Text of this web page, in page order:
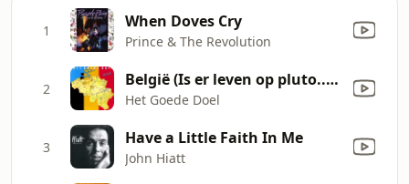
1 When Doves Cry
Prince & The Revolution
2 België (Is er leven op pluto.....)
Het Goede Doel
3 Have a Little Faith In Me
John Hiatt